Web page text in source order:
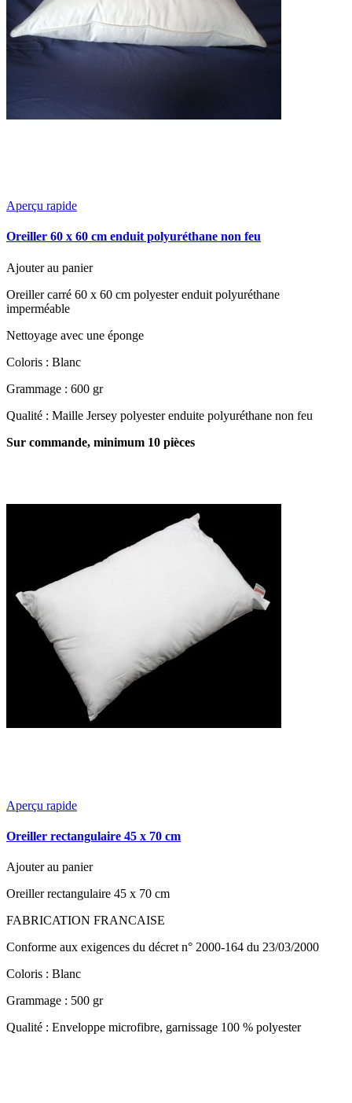
Aperçu rapide
Oreiller 60 x 60 cm enduit polyuréthane non feu
Ajouter au panier
Oreiller carré 60 x 60 cm polyester enduit polyuréthane
imperméable
Nettoyage avec une éponge
Coloris : Blanc
Grammage : 600 gr
Qualité : Maille Jersey polyester enduite polyuréthane non feu
Sur commande, minimum 10 pièces
Aperçu rapide
Oreiller rectangulaire 45 x 70 cm
Ajouter au panier
Oreiller rectangulaire 45 x 70 cm
FABRICATION FRANCAISE
Conforme aux exigences du décret n° 2000-164 du 23/03/2000
Coloris : Blanc
Grammage : 500 gr
Qualité : Enveloppe microfibre, garnissage 100 % polyester